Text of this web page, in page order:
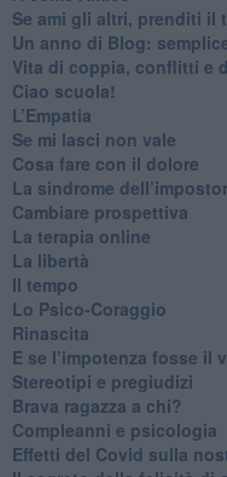
​Se ami gli altri, prenditi il
​Un anno di Blog:
​Vita di coppia, conflitti e
​Ciao scuola!
​L’Empatia
​Se mi lasci non vale
Cosa fare con il dolore
​La sindrome
​Cambiare prospettiva
La terapia online
La libertà
​Il tempo
​Lo Psico-Coraggio
Rinascita
​E se l’impotenza fosse il
Stereotipi e pregiudizi
​Brava ragazza a chi?
​Compleanni e psicologia
Effetti del Covid sulla